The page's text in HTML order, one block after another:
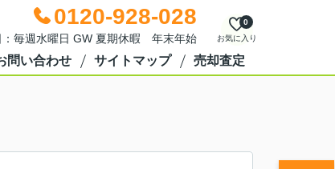
0120-928-028
毎週水曜日 GW 夏期休暇 年末年始 お気に入り
0
問い合わせ サイトマップ 売却査定